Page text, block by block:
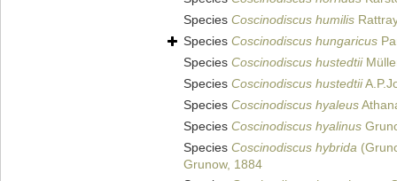
Species Coscinodiscus humilis
Species Coscinodiscus hungaricus
Species Coscinodiscus hustedtii
Species Coscinodiscus hustedtii
Species Coscinodiscus hyaleus
Species Coscinodiscus hyalinus
Species Coscinodiscus hybrida
Grunow, 1884